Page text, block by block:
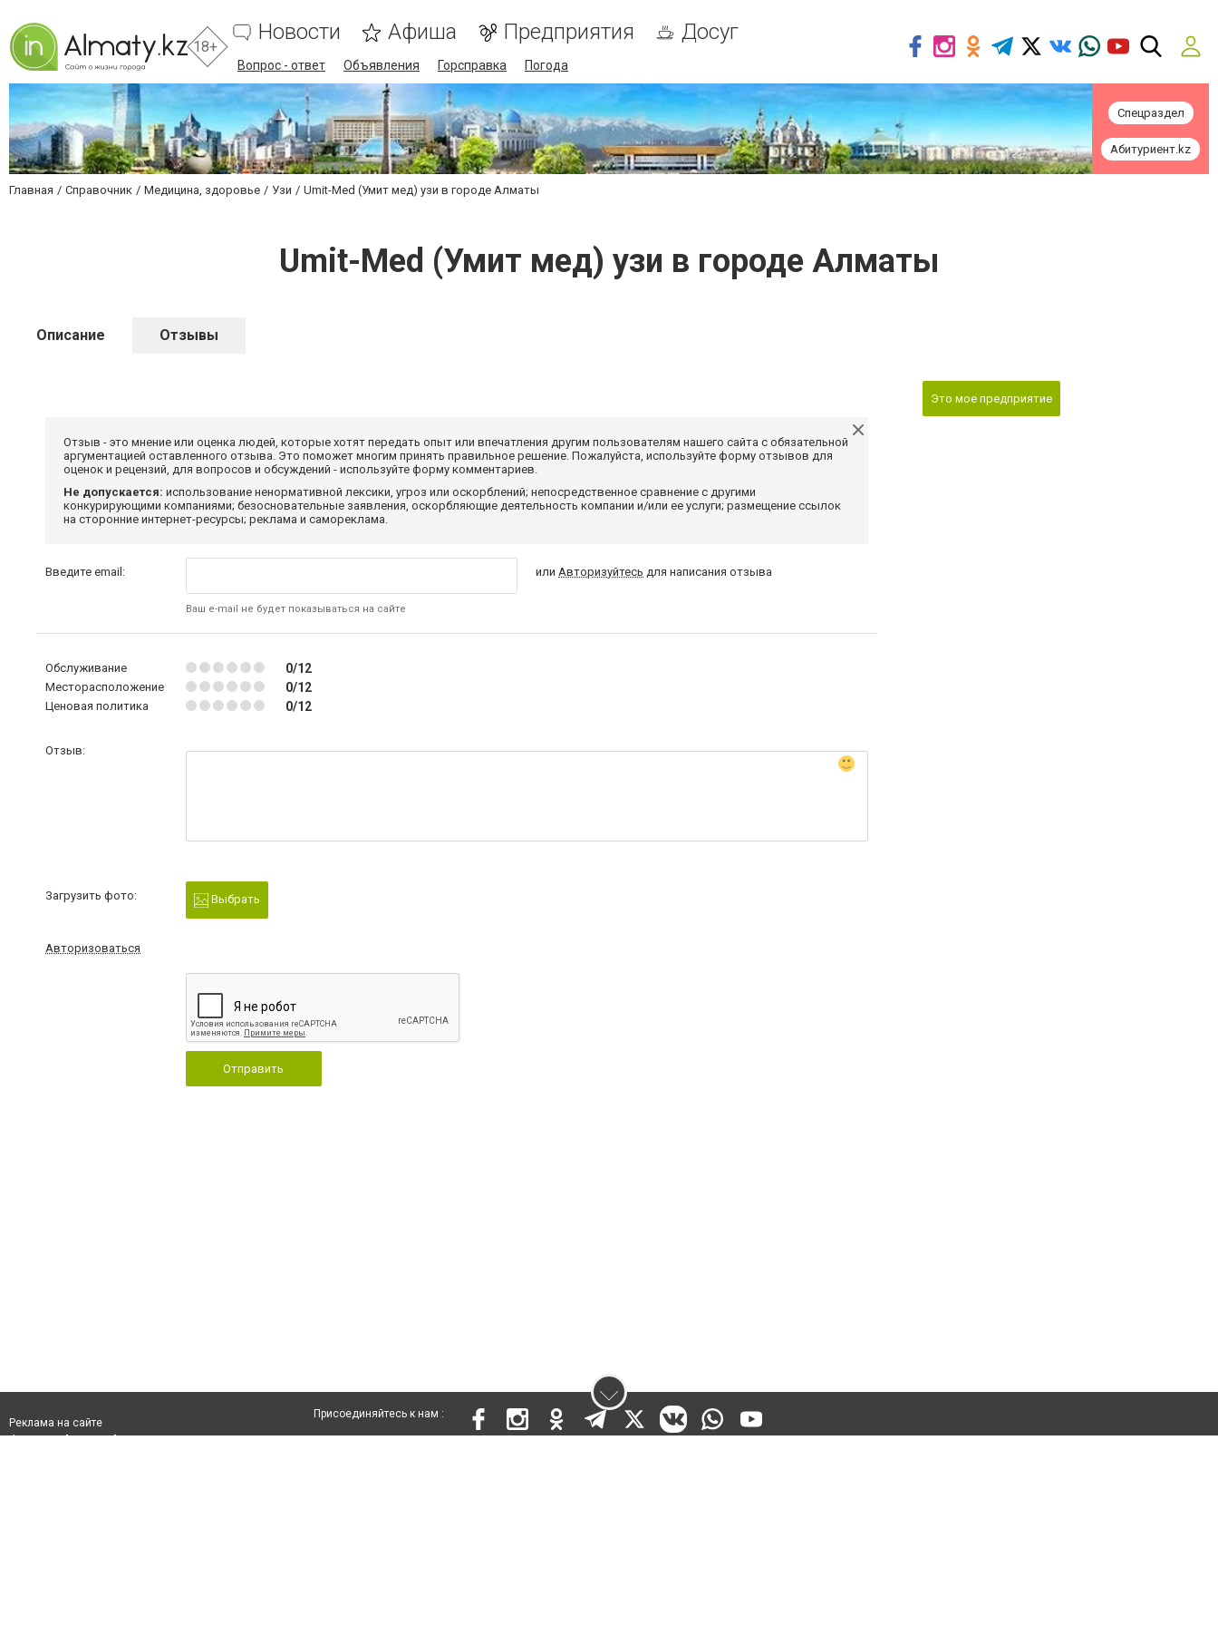
18+
Новости Афиша Предприятия Досуг
Вопрос - ответ Объявления Горсправка Погода
Спецраздел
Абитуриент.kz
Главная Справочник Медицина, здоровье Узи Umit-Med (Умит мед) узи в городе Алматы
Umit-Med (Умит мед) узи в городе Алматы
Описание Отзывы
Отзыв - это мнение или оценка людей, которые хотят передать опыт или впечатления другим пользователям нашего сайта с обязательной
аргументацией оставленного отзыва. Это поможет многим принять правильное решение. Пожалуйста, используйте форму отзывов для
оценок и рецензий, для вопросов и обсуждений - используйте форму комментариев.
Не допускается: использование ненормативной лексики, угроз или оскорблений; непосредственное сравнение с другими
конкурирующими компаниями; безосновательные заявления, оскорбляющие деятельность компании и/или ее услуги; размещение ссылок
на сторонние интернет-ресурсы; реклама и самореклама.
Введите email:
Ваш e-mail не будет показываться на сайте
илиАвторизуйтесь для написания отзыва
Обслуживание 0/12
Месторасположение 0/12
Ценовая политика 0/12
Отзыв:
Загрузить фото: Выбрать
Авторизоваться
Отправить
Это мое предприятие
Реклама на сайте
Присоединяйтесь к нам :